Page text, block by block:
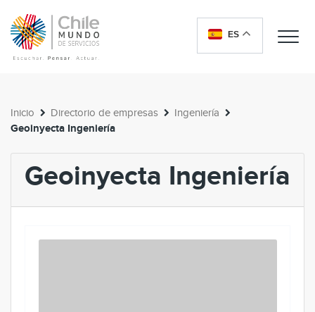
ES
Inicio Directorio de empresas Ingeniería
Geoinyecta Ingeniería
Geoinyecta Ingeniería